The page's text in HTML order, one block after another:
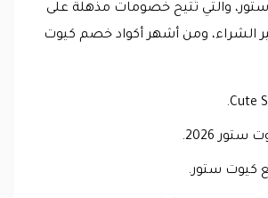
والتي تُتيح خصومات مذهلة على
الشراء، ومن أشهر أكواد خصم كيوت
2026.
كيوت ستور.